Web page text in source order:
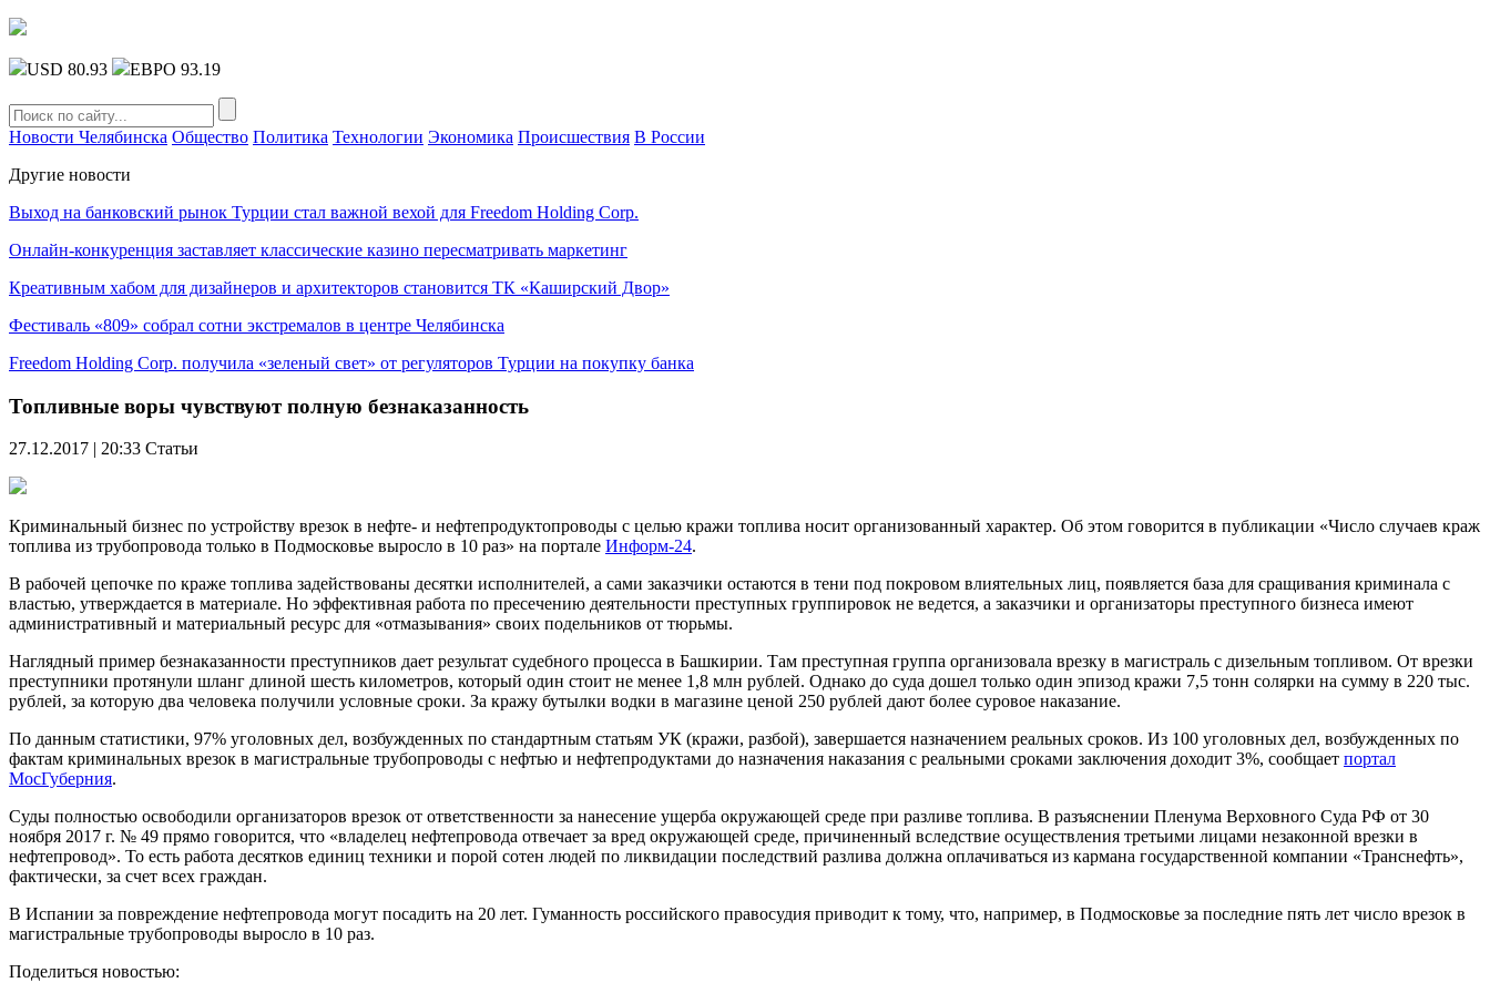
USD 80.93 ЕВРО 93.19
Новости Челябинска Общество Политика Технологии Экономика Происшествия В России
Другие новости
Выход на банковский рынок Турции стал важной вехой для Freedom Holding Corp.
Онлайн-конкуренция заставляет классические казино пересматривать маркетинг
Креативным хабом для дизайнеров и архитекторов становится ТК «Каширский Двор»
Фестиваль «809» собрал сотни экстремалов в центре Челябинска
Freedom Holding Corp. получила «зеленый свет» от регуляторов Турции на покупку банка
Топливные воры чувствуют полную безнаказанность
27.12.2017 | 20:33 Статьи
Криминальный бизнес по устройству врезок в нефте- и нефтепродуктопроводы с целью кражи топлива носит организованный характер. Об этом говорится в публикации «Число случаев краж
топлива из трубопровода только в Подмосковье выросло в 10 раз» на портале Информ-24.
В рабочей цепочке по краже топлива задействованы десятки исполнителей, а сами заказчики остаются в тени под покровом влиятельных лиц, появляется база для сращивания криминала с
властью, утверждается в материале. Но эффективная работа по пресечению деятельности преступных группировок не ведется, а заказчики и организаторы преступного бизнеса имеют
административный и материальный ресурс для «отмазывания» своих подельников от тюрьмы.
Наглядный пример безнаказанности преступников дает результат судебного процесса в Башкирии. Там преступная группа организовала врезку в магистраль с дизельным топливом. От врезки
преступники протянули шланг длиной шесть километров, который один стоит не менее 1,8 млн рублей. Однако до суда дошел только один эпизод кражи 7,5 тонн солярки на сумму в 220 тыс.
рублей, за которую два человека получили условные сроки. За кражу бутылки водки в магазине ценой 250 рублей дают более суровое наказание.
По данным статистики, 97% уголовных дел, возбужденных по стандартным статьям УК (кражи, разбой), завершается назначением реальных сроков. Из 100 уголовных дел, возбужденных по
фактам криминальных врезок в магистральные трубопроводы с нефтью и нефтепродуктами до назначения наказания с реальными сроками заключения доходит 3%, сообщает портал
МосГуберния.
Суды полностью освободили организаторов врезок от ответственности за нанесение ущерба окружающей среде при разливе топлива. В разъяснении Пленума Верховного Суда РФ от 30
ноября 2017 г. № 49 прямо говорится, что «владелец нефтепровода отвечает за вред окружающей среде, причиненный вследствие осуществления третьими лицами незаконной врезки в
нефтепровод». То есть работа десятков единиц техники и порой сотен людей по ликвидации последствий разлива должна оплачиваться из кармана государственной компании «Транснефть»,
фактически, за счет всех граждан.
В Испании за повреждение нефтепровода могут посадить на 20 лет. Гуманность российского правосудия приводит к тому, что, например, в Подмосковье за последние пять лет число врезок в
магистральные трубопроводы выросло в 10 раз.
Поделиться новостью: